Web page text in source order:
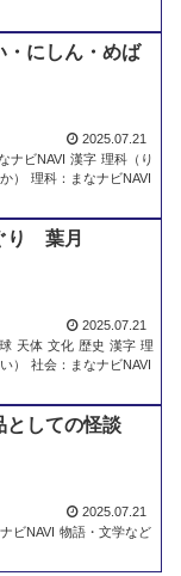
にしん・めば
2025.07.21
ナビNAVI 漢字 理科（り
か）
理科：まなナビNAVI
り 葉月
2025.07.21
天体 文化 歴史 漢字 理
） 社会：まなナビNAVI
しての怪談
2025.07.21
ビNAVI 物語・文学など